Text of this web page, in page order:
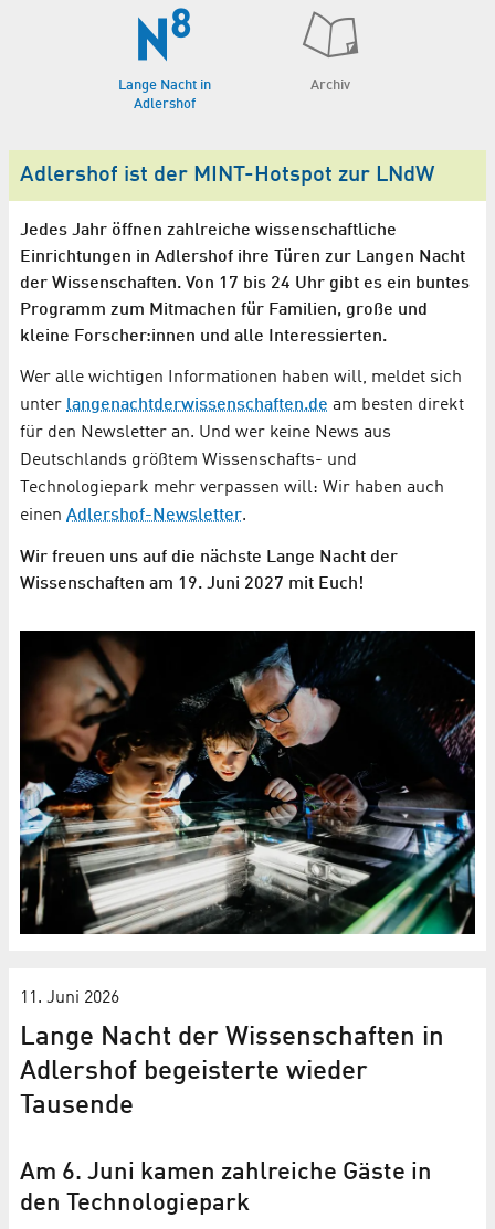
Lange Nacht in
Adlershof
Archiv
Adlershof ist der MINT-Hotspot zur LNdW
Jedes Jahr öffnen zahlreiche wissenschaftliche
Einrichtungen in Adlershof ihre Türen zur Langen Nacht
der Wissenschaften. Von 17 bis 24 Uhr gibt es ein buntes
Programm zum Mitmachen für Familien, große und
kleine Forscher:innen und alle Interessierten.
Wer alle wichtigen Informationen haben will, meldet sich
unter langenachtderwissenschaften.de am besten direkt
für den Newsletter an. Und wer keine News aus
Deutschlands größtem Wissenschafts- und
Technologiepark mehr verpassen will: Wir haben auch
einen Adlershof-Newsletter.
Wir freuen uns auf die nächste Lange Nacht der
Wissenschaften am 19. Juni 2027 mit Euch!
11. Juni 2026
Lange Nacht der Wissenschaften in
Adlershof begeisterte wieder
Tausende
Am 6. Juni kamen zahlreiche Gäste in
den Technologiepark